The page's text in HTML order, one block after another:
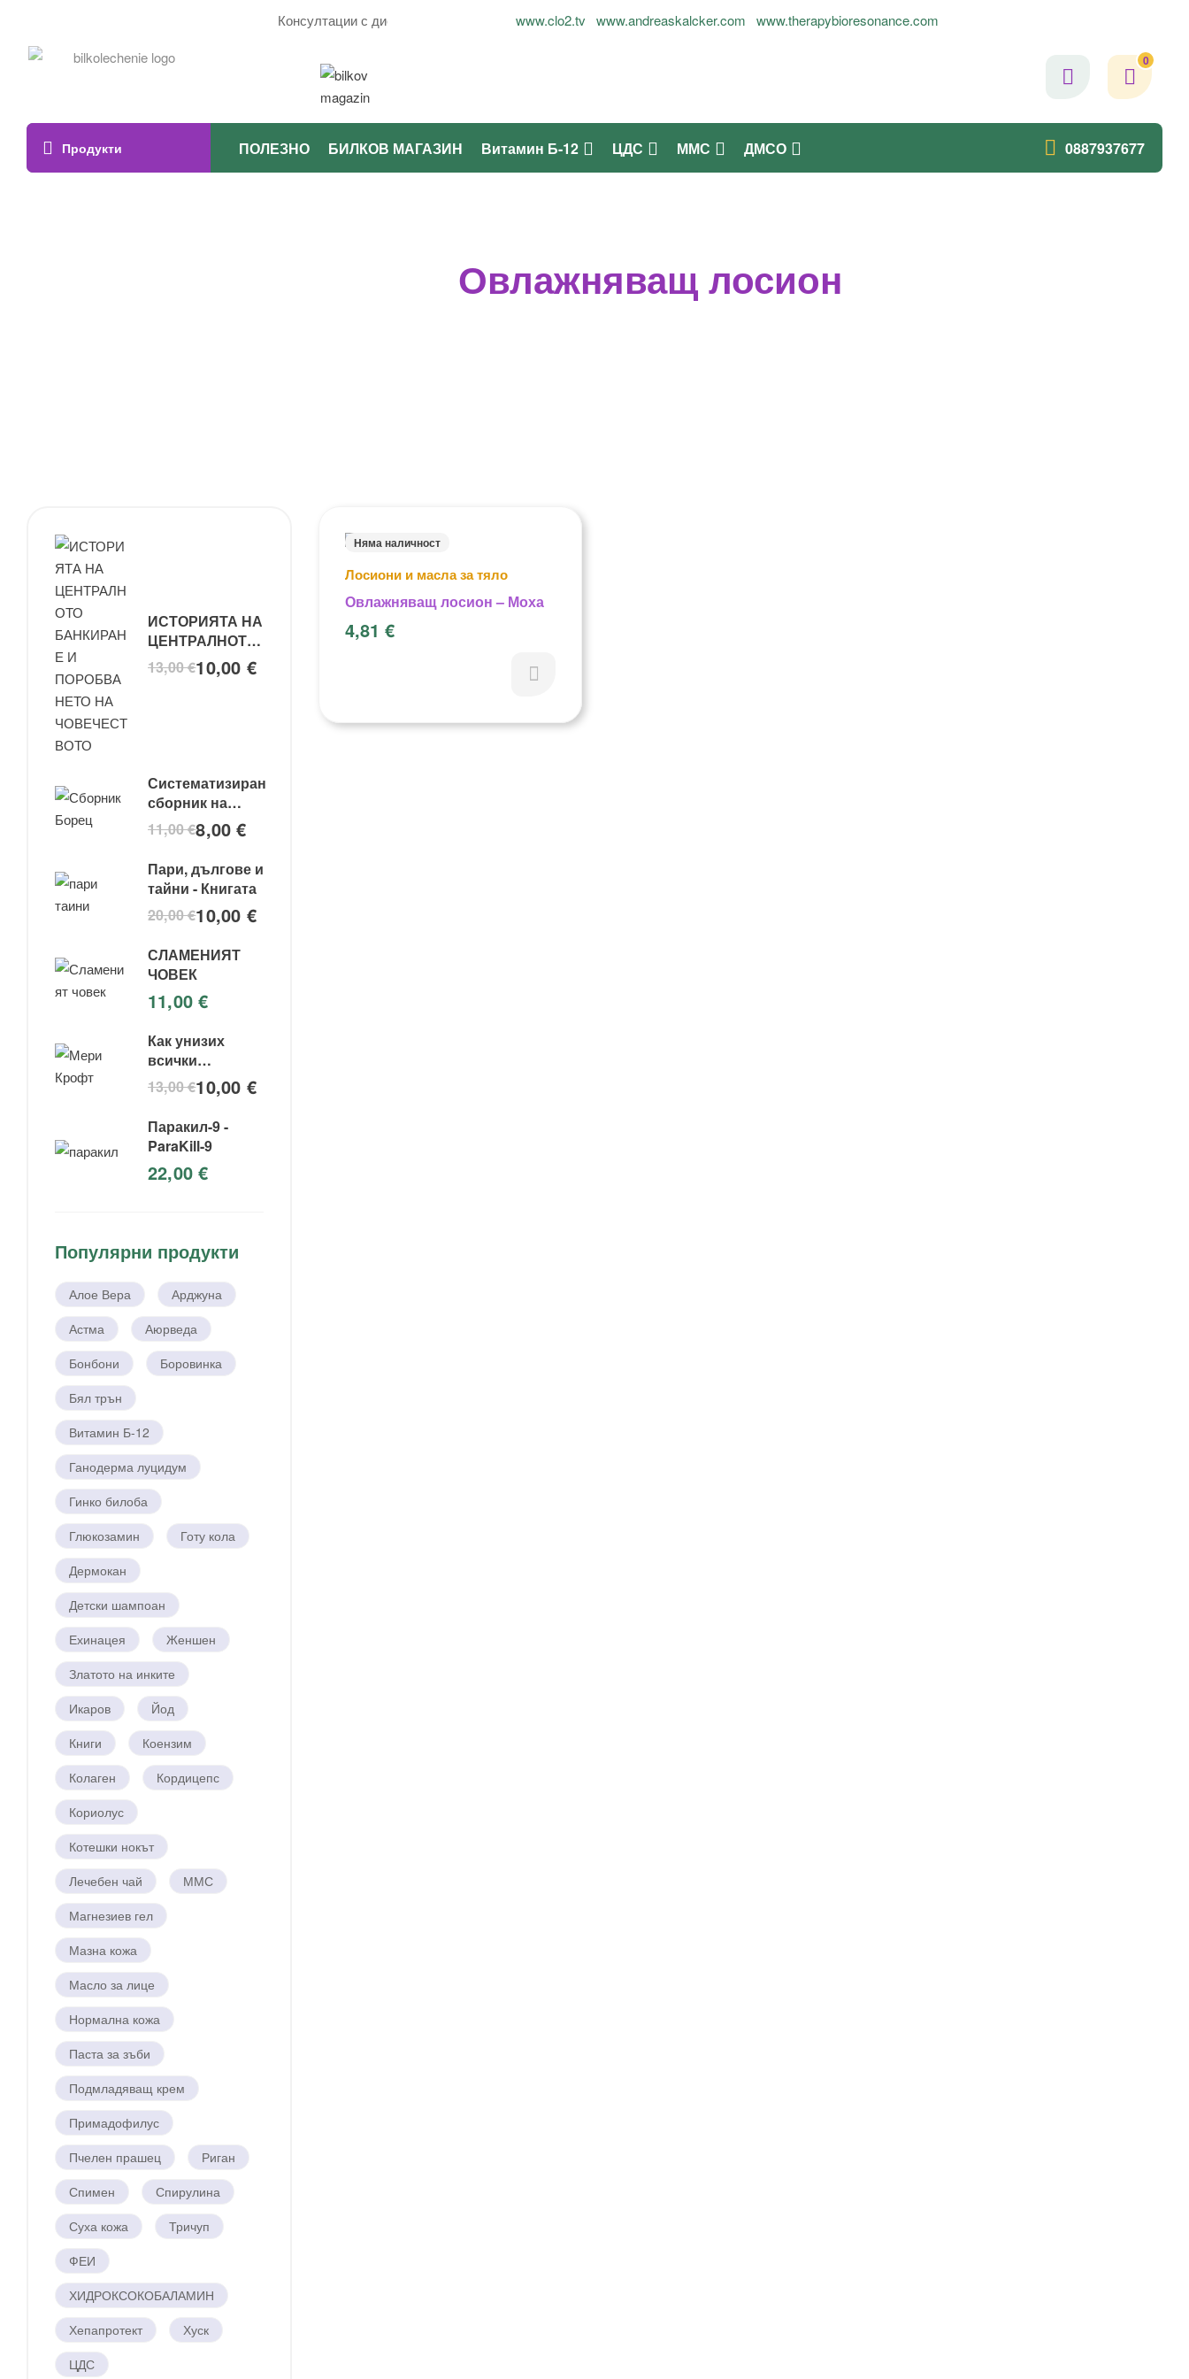
Консултации с диетолог Огнян Симеонов - 0899937677
www.clo2.tv www.andreaskalcker.com www.therapybioresonance.com
0
Продукти ПОЛЕЗНО БИЛКОВ МАГАЗИН Витамин Б-12 ЦДС ММС ДМСО 0887937677
Овлажняващ лосион
Няма наличност
Лосиони и масла за тяло
Овлажняващ лосион – Моха
4,81 €
ИСТОРИЯТА НА
ЦЕНТРАЛНОТО
БАНКИРАНЕ И
ПОРОБВАНЕТО
13,00€10,00 €
Систематизиран
сборник на
съвременния
боец за свобода
11,00€8,00€
Пари, дългове и
тайни - Книгата
20,00€10,00 €
СЛАМЕНИЯТ
ЧОВЕК
11,00€
Как унизих
всички
институции -
Мери крофт
13,00€10,00 €
Паракил-9 -
ParaKill-9
22,00€
Популярни продукти
Алое Вера
Арджуна
Астма
Аюрведа
Бонбони
Боровинка
Бял трън
Витамин Б-12
Ганодерма луцидум
Гинко билоба
Глюкозамин
Готу кола
Дермокан
Детски шампоан
Ехинацея
Женшен
Златото на инките
Икаров
Йод
Книги
Коензим
Колаген
Кордицепс
Кориолус
Котешки нокът
Лечебен чай
ММС
Магнезиев гел
Мазна кожа
Масло за лице
Нормална кожа
Паста за зъби
Подмладяващ крем
Примадофилус
Пчелен прашец
Риган
Спимен
Спирулина
Суха кожа
Тричуп
ФЕИ
ХИДРОКСОКОБАЛАМИН
Хепапротект
Хуск
ЦДС